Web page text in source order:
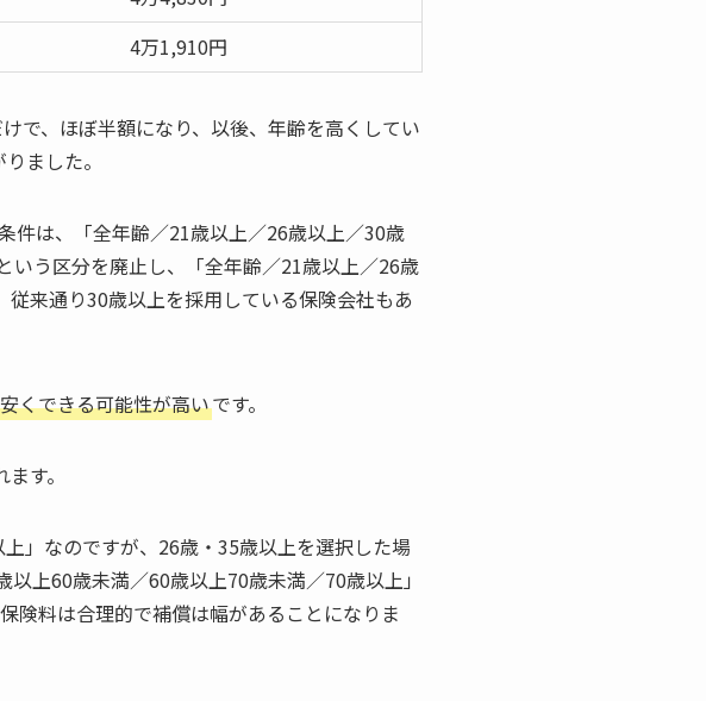
4万1,910円
で、ほぼ半額になり、以後、年齢を高くしてい
ました。
件は、「全年齢／21歳以上／26歳以上／30歳
いう区分を廃止し、「全年齢／21歳以上／26歳
来通り30歳以上を採用している保険会社もあ
くできる可能性が高いです。
す。
」なのですが、26歳・35歳以上を選択した場
上60歳未満／60歳以上70歳未満／70歳以上」
険料は合理的で補償は幅があることになりま